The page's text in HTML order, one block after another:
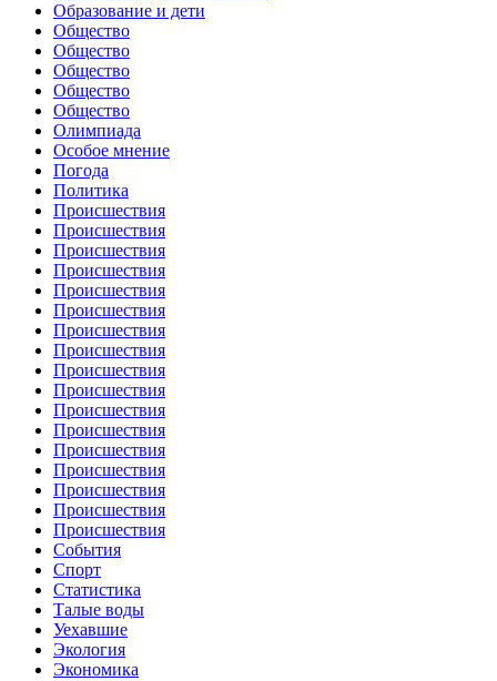
Образование и дети
Общество
Общество
Общество
Общество
Общество
Олимпиада
Особое мнение
Погода
Политика
Происшествия
Происшествия
Происшествия
Происшествия
Происшествия
Происшествия
Происшествия
Происшествия
Происшествия
Происшествия
Происшествия
Происшествия
Происшествия
Происшествия
Происшествия
Происшествия
Происшествия
События
Спорт
Статистика
Талые воды
Уехавшие
Экология
Экономика